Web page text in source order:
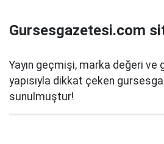
Gursesgazetesi.com
Yayın geçmişi, marka değeri ve
yapısıyla dikkat çeken
sunulmuştur!